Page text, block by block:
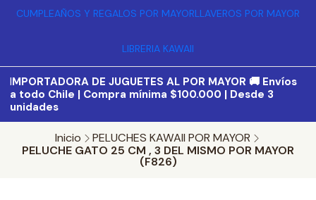
CUMPLEAÑOS Y REGALOS POR MAYORLLAVEROS POR MAYOR
LIBRERIA KAWAII
IMPORTADORA DE JUGUETES AL POR MAYOR 🚚 Envíos
a todo Chile | Compra mínima $100.000 | Desde 3
unidades
Inicio
PELUCHES KAWAII POR MAYOR
PELUCHE GATO 25 CM , 3 DEL MISMO POR MAYOR
(F826)